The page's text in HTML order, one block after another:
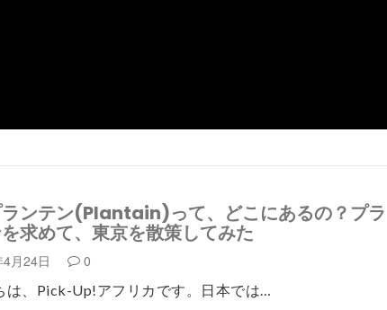
ンテン(Plantain)って、どこにあるの？プラ
求めて、東京を散策してみた
月24日 0
は、Pick-Up!アフリカです。日本では…